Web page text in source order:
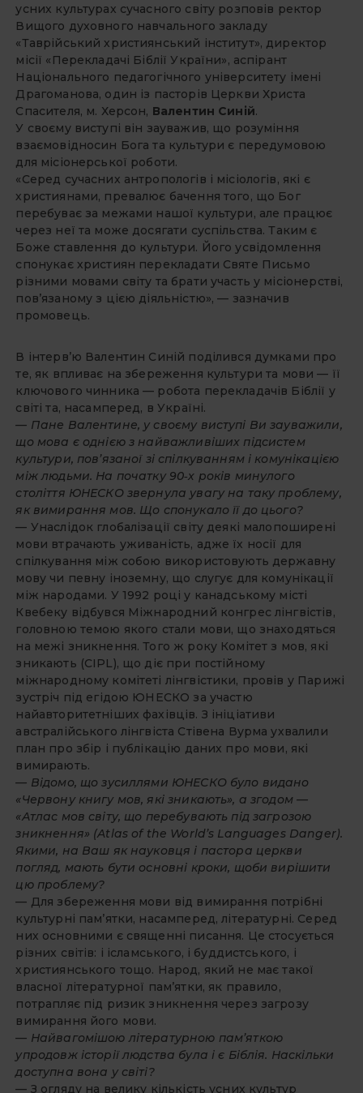
усних культурах сучасного світу розповів ректор
Вищого духовного навчального закладу
«Таврійський християнський інститут», директор
місії «Перекладачі Біблії України», аспірант
Національного педагогічного університету імені
Драгоманова, один із пасторів Церкви Христа
Спасителя, м. Херсон, Валентин Синій.
У своєму виступі він зауважив, що розуміння
взаємовідносин Бога та культури є передумовою
для місіонерської роботи.
«Серед сучасних антропологів і місіологів, які є
християнами, превалює бачення того, що Бог
перебуває за ме­жами нашої культури, але працює
через неї та може досягати суспільства. Таким є
Боже ставлення до культури. Його усвідомлення
спонукає християн перекладати Святе Письмо
різними мовами світу та брати участь у місіонерстві,
пов’язаному з цією діяльністю», — зазначив
промовець.
В інтерв’ю Валентин Синій поділився думками про
те, як впливає на збереження культури та мови — її
ключового чинника — робота перекладачів Біблії у
світі та, насамперед, в Україні.
— Пане Валентине, у своєму виступі Ви зауважили,
що мова є однією з найважливіших підсистем
культури, пов’язаної зі спілкуванням і комунікацією
між людьми. На початку 90‑х років минулого
століття ЮНЕСКО звернула увагу на таку проблему,
як вимирання мов. Що спонукало її до цього?
— Унаслідок глобалізації світу деякі малопоширені
мови втрачають уживаність, адже їх носії для
спілкування між собою використовують державну
мову чи певну іноземну, що слугує для комунікації
між народами. У 1992 році у канадському місті
Квебеку відбувся Міжнародний конгрес лінгвістів,
головною темою якого стали мови, що знаходяться
на межі зникнення. Того ж року Комітет з мов, які
зникають (CIPL), що діє при постійному
міжнародному комітеті лінгвістики, провів у Парижі
зустріч під егідою ЮНЕСКО за участю
найавторитетніших фахівців. З ініціативи
австралійського лінгвіста Стівена Вурма ухвалили
план про збір і публікацію даних про мови, які
вимирають.
— Відомо, що зусиллями ЮНЕСКО було видано
«Червону книгу мов, які зникають», а згодом —
«Атлас мов світу, що перебувають під загрозою
зникнення» (Atlas of the World’s Languages Danger).
Якими, на Ваш як науковця і пастора церкви
погляд, мають бути основні кроки, щоби вирішити
цю проблему?
— Для збереження мови від вимирання потрібні
культурні пам’ятки, насамперед, літературні. Серед
них основними є священні писання. Це стосується
різних світів: і ісламського, і буддистського, і
християнського тощо. Народ, який не має такої
власної літературної пам’ятки, як правило,
потрапляє під ризик зникнення через загрозу
вимирання його мови.
— Найвагомішою літературною пам’яткою
упродовж історії людства була і є Біблія. Наскільки
доступна вона у світі?
— З огляду на велику кількість усних культур